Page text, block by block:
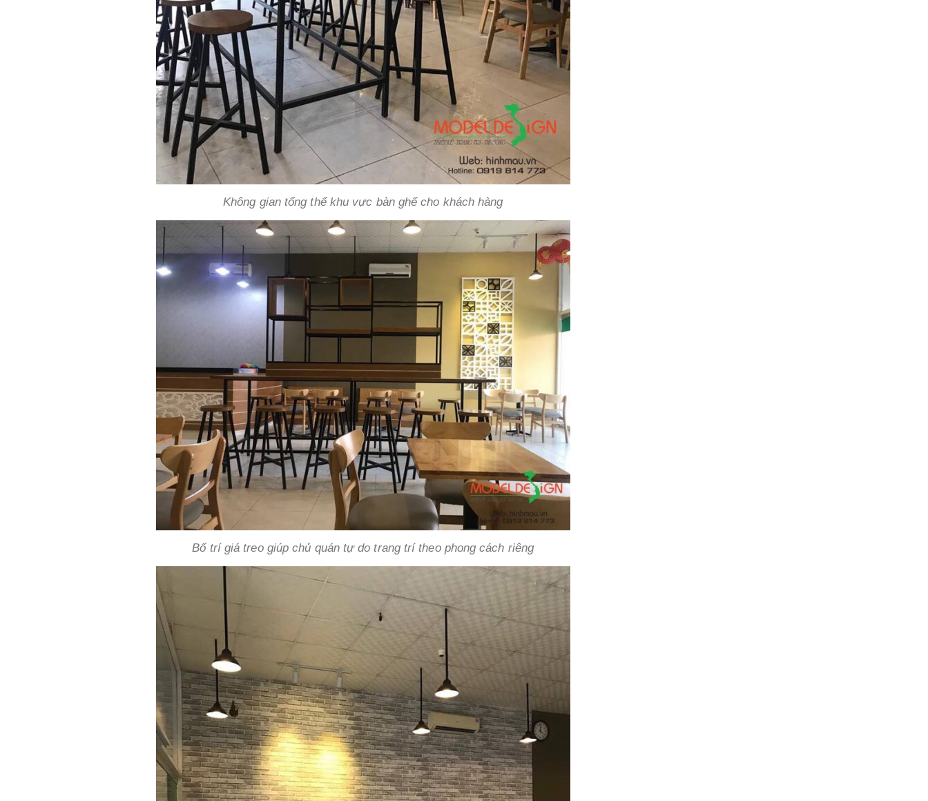
Không gian tổng thể khu vực bàn ghế cho khách hàng
Bố trí giá treo giúp chủ quán tự do trang trí theo phong cách riêng